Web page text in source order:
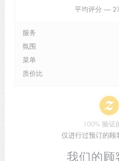
我们的顾
平均评分 —
服务
氛围
菜单
质价比
100% 验证
仅进行过预订的顾